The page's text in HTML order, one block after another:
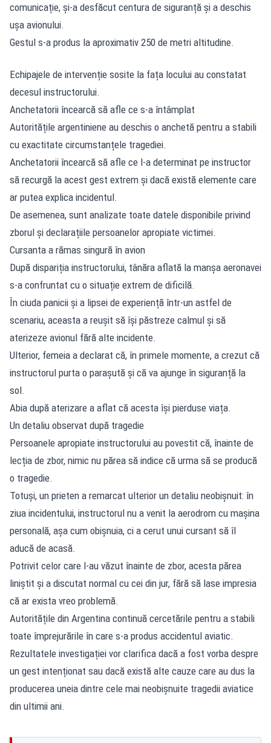
comunicație, și-a desfăcut centura de siguranță și a deschis
ușa avionului.
Gestul s-a produs la aproximativ 250 de metri altitudine.
Echipajele de intervenție sosite la fața locului au constatat
decesul instructorului.
Anchetatorii încearcă să afle ce s-a întâmplat
Autoritățile argentiniene au deschis o anchetă pentru a stabili
cu exactitate circumstanțele tragediei.
Anchetatorii încearcă să afle ce l-a determinat pe instructor
să recurgă la acest gest extrem și dacă există elemente care
ar putea explica incidentul.
De asemenea, sunt analizate toate datele disponibile privind
zborul și declarațiile persoanelor apropiate victimei.
Cursanta a rămas singură în avion
După dispariția instructorului, tânăra aflată la manșa aeronavei
s-a confruntat cu o situație extrem de dificilă.
În ciuda panicii și a lipsei de experiență într-un astfel de
scenariu, aceasta a reușit să își păstreze calmul și să
aterizeze avionul fără alte incidente.
Ulterior, femeia a declarat că, în primele momente, a crezut că
instructorul purta o parașută și că va ajunge în siguranță la
sol.
Abia după aterizare a aflat că acesta își pierduse viața.
Un detaliu observat după tragedie
Persoanele apropiate instructorului au povestit că, înainte de
lecția de zbor, nimic nu părea să indice că urma să se producă
o tragedie.
Totuși, un prieten a remarcat ulterior un detaliu neobișnuit: în
ziua incidentului, instructorul nu a venit la aerodrom cu mașina
personală, așa cum obișnuia, ci a cerut unui cursant să îl
aducă de acasă.
Potrivit celor care l-au văzut înainte de zbor, acesta părea
liniștit și a discutat normal cu cei din jur, fără să lase impresia
că ar exista vreo problemă.
Autoritățile din Argentina continuă cercetările pentru a stabili
toate împrejurările în care s-a produs accidentul aviatic.
Rezultatele investigației vor clarifica dacă a fost vorba despre
un gest intenționat sau dacă există alte cauze care au dus la
producerea uneia dintre cele mai neobișnuite tragedii aviatice
din ultimii ani.